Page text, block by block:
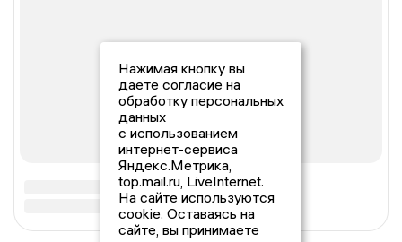
Нажимая кнопку вы
даете согласие на
обработку персональных
данных
с использованием
интернет-сервиса
Яндекс.Метрика,
top.mail.ru, LiveInternet.
На сайте используются
cookie. Оставаясь на
сайте, вы принимаете